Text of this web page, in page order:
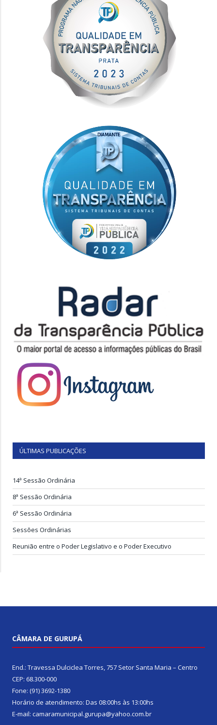
ÚLTIMAS PUBLICAÇÕES
14ª Sessão Ordinária
8ª Sessão Ordinária
6ª Sessão Ordinária
Sessões Ordinárias
Reunião entre o Poder Legislativo e o Poder Executivo
CÂMARA DE GURUPÁ
End.: Travessa Dulciclea Torres, 757 Setor Santa Maria – Centro
CEP: 68.300-000
Fone: (91) 3692-1380
Horário de atendimento: Das 08:00hs às 13:00hs
E-mail: camaramunicipal.gurupa@yahoo.com.br